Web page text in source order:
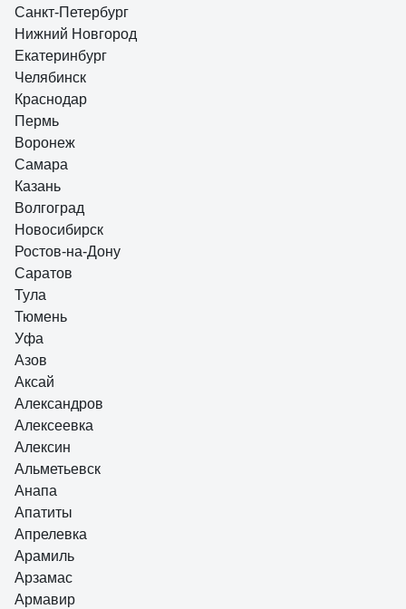
1 отзыв
Отзыв о Растворитель № 646 Текс, 0.4кг, металлическая банка
6891
Владимир Д.
26.08.2025
Функцию выполняет.
Санкт-Петербург
Нижний Новгород
Екатеринбург
Челябинск
Краснодар
Пермь
Воронеж
Самара
Казань
Волгоград
Новосибирск
Ростов-на-Дону
Саратов
Тула
Тюмень
Уфа
Азов
Аксай
Александров
Алексеевка
Алексин
Альметьевск
Анапа
Апатиты
Апрелевка
Арамиль
Арзамас
Армавир